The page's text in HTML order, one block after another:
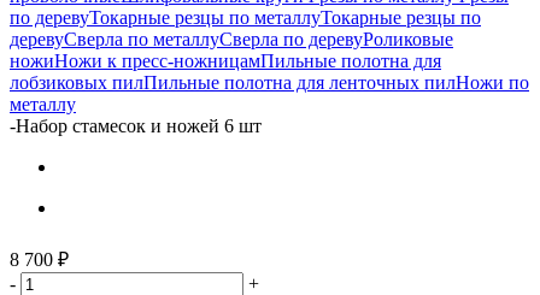
по деревуТокарные резцы по металлуТокарные резцы по
деревуСверла по металлуСверла по деревуРоликовые
ножиНожи к пресс-ножницамПильные полотна для
лобзиковых пилПильные полотна для ленточных пилНожи по
металлу
-Набор стамесок и ножей 6 шт
8 700 ₽
-
+